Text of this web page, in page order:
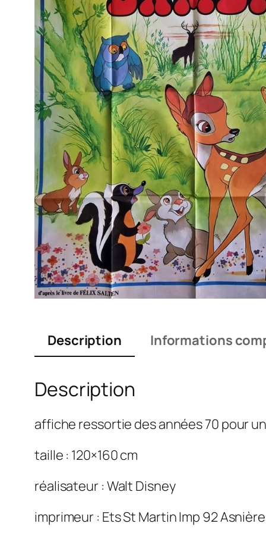
Description Informations
Description
affiche ressortie des années 70 pour
taille : 120×160 cm
réalisateur : Walt Disney
imprimeur : Ets St Martin Imp 92